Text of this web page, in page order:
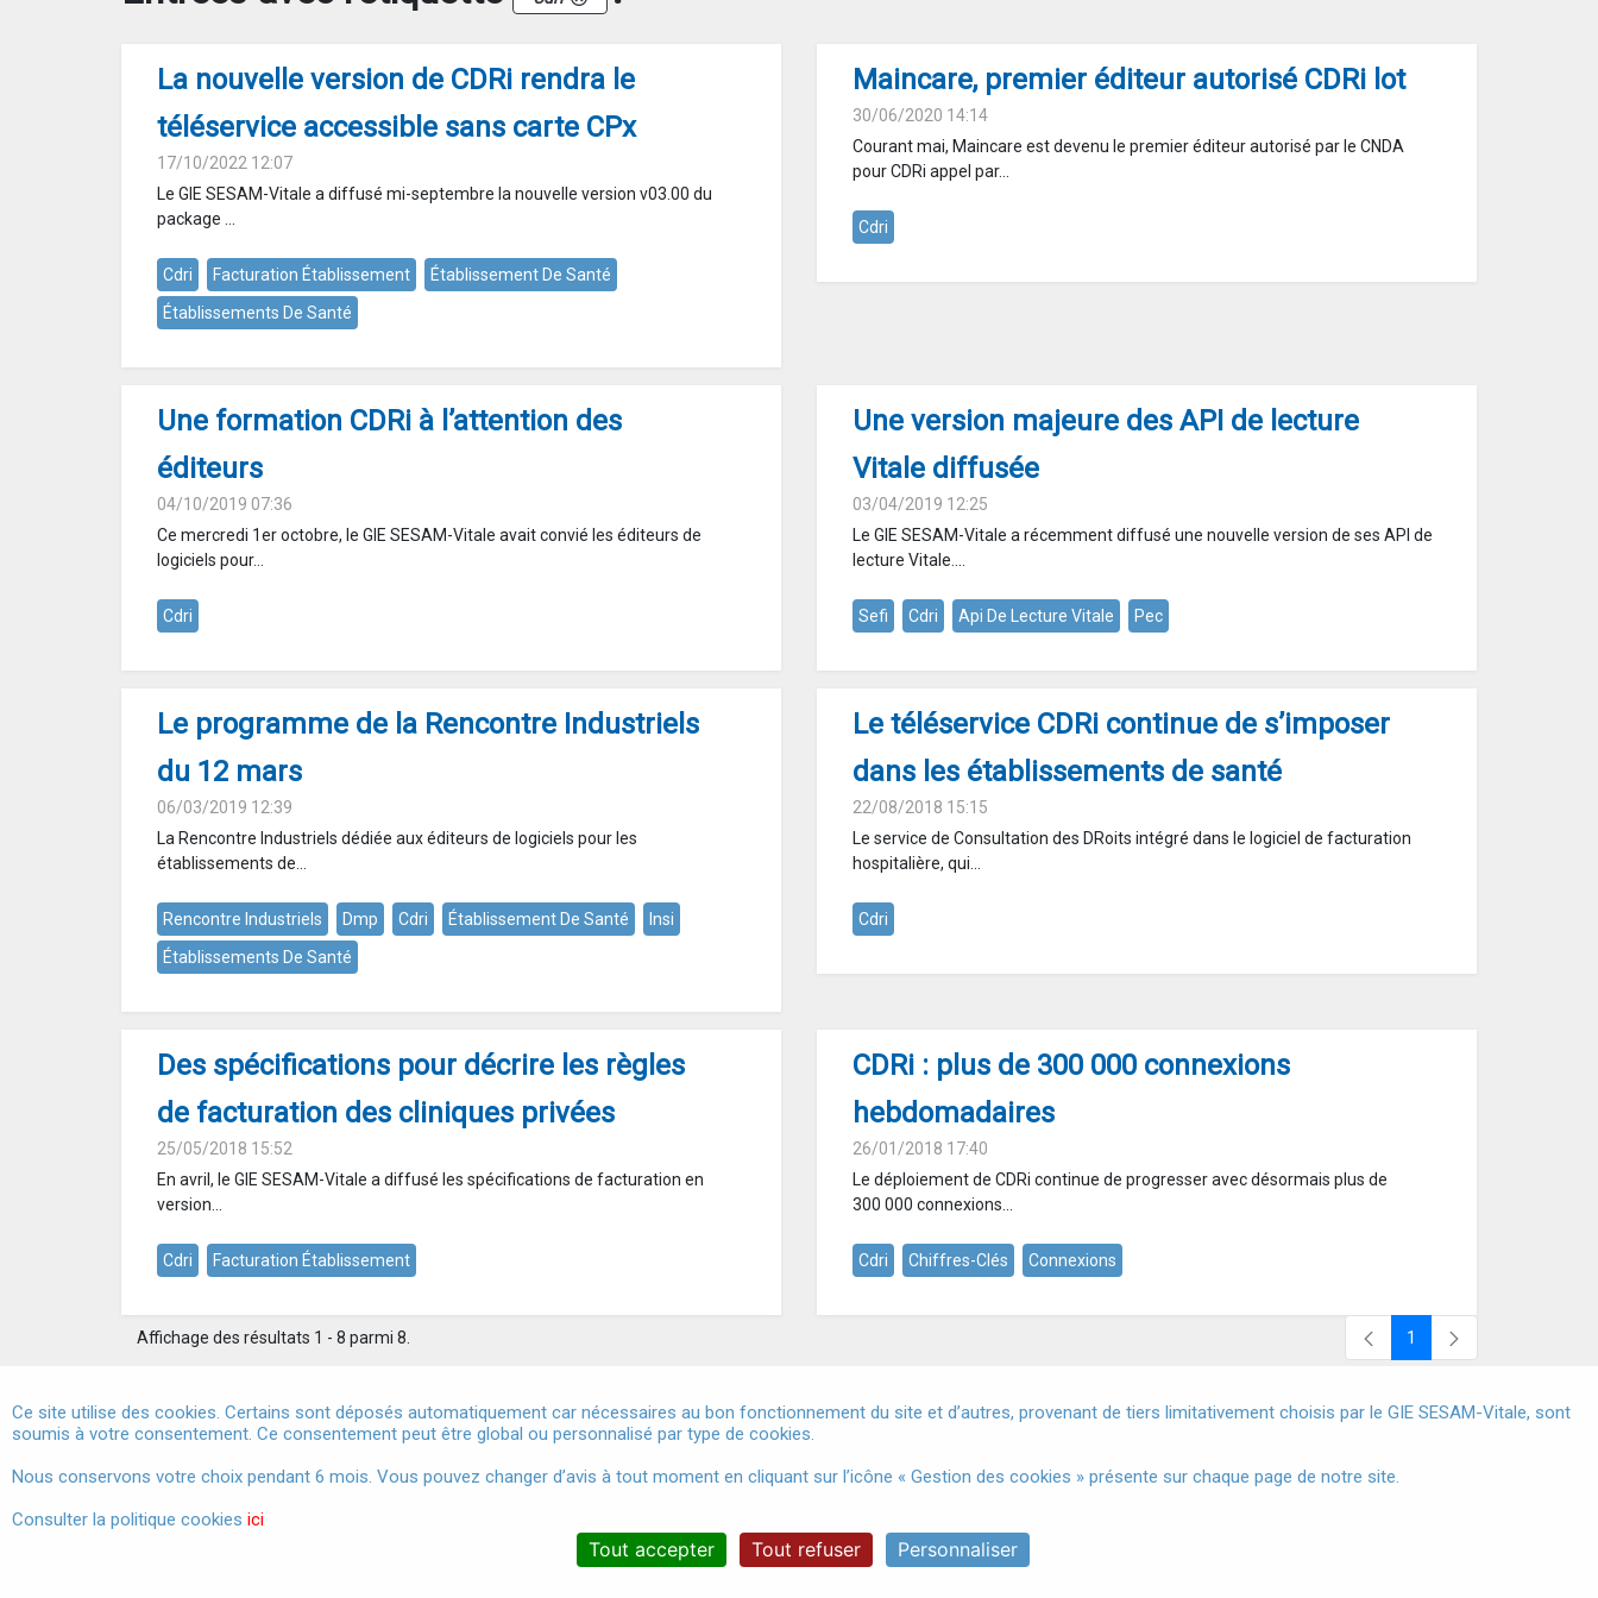
La nouvelle version de CDRi rendra le
téléservice accessible sans carte CPx
17/10/2022 12:07
Le GIE SESAM-Vitale a diffusé mi-septembre la nouvelle version v03.00 du
package ...
Cdri Facturation Établissement
Établissement De Santé
Établissements De Santé
Maincare, premier éditeur autorisé CDRi lot
30/06/2020 14:14
Courant mai, Maincare est devenu le premier éditeur autorisé par le CNDA
pour CDRi appel par...
Cdri
Une formation CDRi à l’attention des
éditeurs
04/10/2019 07:36
Ce mercredi 1er octobre, le GIE SESAM-Vitale avait convié les éditeurs de
logiciels pour...
Cdri
Une version majeure des API de lecture
Vitale diffusée
03/04/2019 12:25
Le GIE SESAM-Vitale a récemment diffusé une nouvelle version de ses API de
lecture Vitale....
Sefi Cdri Api De Lecture Vitale Pec
Le programme de la Rencontre Industriels
du 12 mars
06/03/2019 12:39
La Rencontre Industriels dédiée aux éditeurs de logiciels pour les
établissements de...
Rencontre Industriels Dmp Cdri Établissement De Santé
Insi
Établissements De Santé
Le téléservice CDRi continue de s’imposer
dans les établissements de santé
22/08/2018 15:15
Le service de Consultation des DRoits intégré dans le logiciel de facturation
hospitalière, qui...
Cdri
Des spécifications pour décrire les règles
de facturation des cliniques privées
25/05/2018 15:52
En avril, le GIE SESAM-Vitale a diffusé les spécifications de facturation en
version...
Cdri Facturation Établissement
CDRi : plus de 300 000 connexions
hebdomadaires
26/01/2018 17:40
Le déploiement de CDRi continue de progresser avec désormais plus de
300 000 connexions...
Cdri Chiffres-Clés Connexions
Affichage des résultats 1 - 8 parmi 8. Page
1
Ce site utilise des cookies. Certains sont déposés automatiquement car nécessaires au bon fonctionnement du site et d’autres, provenant de tiers limitativement choisis par le GIE SESAM-Vitale, sont
soumis à votre consentement. Ce consentement peut être global ou personnalisé par type de cookies.
Nous conservons votre choix pendant 6 mois. Vous pouvez changer d’avis à tout moment en cliquant sur l’icône « Gestion des cookies » présente sur chaque page de notre site.
Consulter la politique cookies ici
Tout accepter Tout refuser Personnaliser